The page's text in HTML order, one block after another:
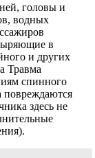
головы и
водных
в
и других
Травма
спинного
повреждаются
здесь не